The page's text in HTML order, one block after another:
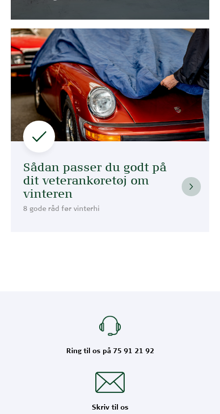
Sådan passer du godt på
dit veterankøretøj om
vinteren
8 gode råd før vinterhi
Ring til os på 75 91 21 92
Skriv til os